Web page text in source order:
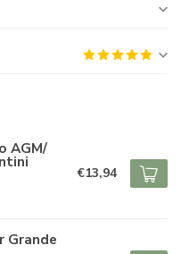
AGM/
€13,94
Grande